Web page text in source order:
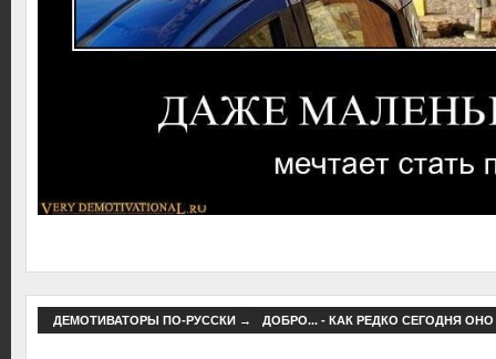
ДЕМОТИВАТОРЫ ПО-РУССКИ→ ДОБРО... - КАК РЕДКО СЕГОДНЯ ОНО